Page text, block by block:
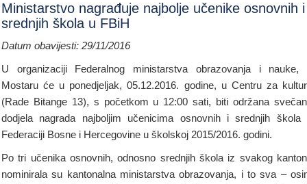
Ministarstvo nagrađuje najbolje učenike osnovnih i
srednjih škola u FBiH
Datum obavijesti: 29/11/2016
U organizaciji Federalnog ministarstva obrazovanja i nauke,
Mostaru će u ponedjeljak, 05.12.2016. godine, u Centru za
(Rade Bitange 13), s početkom u 12:00 sati, biti održana
dodjela nagrada najboljim učenicima osnovnih i srednjih škola
Federaciji Bosne i Hercegovine u školskoj 2015/2016. godini.
Po tri učenika osnovnih, odnosno srednjih škola iz svakog
nominirala su kantonalna ministarstva obrazovanja, i to sva –